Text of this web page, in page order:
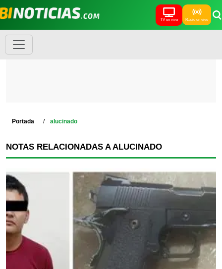
TV en vivo Radio en vivo
Portada alucinado
NOTAS RELACIONADAS A ALUCINADO